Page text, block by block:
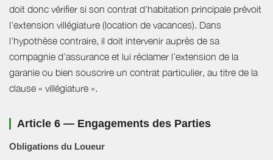
doit donc vérifier si son contrat d'habitation principale prévoit
l’extension villégiature (location de vacances). Dans
l’hypothèse contraire, il doit intervenir auprès de sa
compagnie d’assurance et lui réclamer l’extension de la
garanie ou bien souscrire un contrat particulier, au titre de la
clause « villégiature ».
Article 6 — Engagements des Parties
Obligations du Loueur